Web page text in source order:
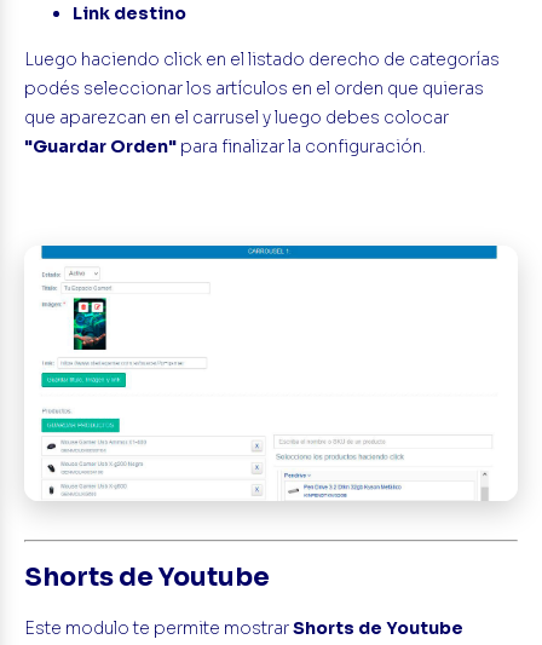
Link destino
Luego haciendo click en el listado derecho de categorías
podés seleccionar los artículos en el orden que quieras
que aparezcan en el carrusel y luego debes colocar
"Guardar Orden" para finalizar la configuración.
Shorts de Youtube
Este modulo te permite mostrarShorts de Youtube